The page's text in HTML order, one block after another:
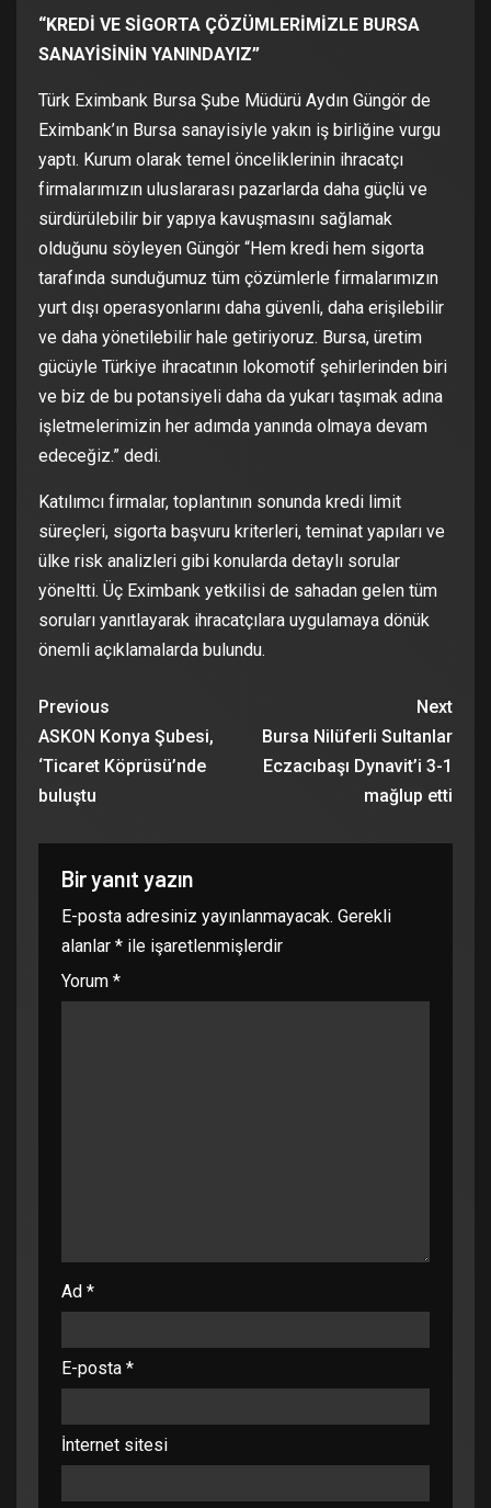
“KREDİ VE SİGORTA ÇÖZÜMLERİMİZLE BURSA
SANAYİSİNİN YANINDAYIZ”
Türk Eximbank Bursa Şube Müdürü Aydın Güngör de
Eximbank’ın Bursa sanayisiyle yakın iş birliğine vurgu
yaptı. Kurum olarak temel önceliklerinin ihracatçı
firmalarımızın uluslararası pazarlarda daha güçlü ve
sürdürülebilir bir yapıya kavuşmasını sağlamak
olduğunu söyleyen Güngör “Hem kredi hem sigorta
tarafında sunduğumuz tüm çözümlerle firmalarımızın
yurt dışı operasyonlarını daha güvenli, daha erişilebilir
ve daha yönetilebilir hale getiriyoruz. Bursa, üretim
gücüyle Türkiye ihracatının lokomotif şehirlerinden biri
ve biz de bu potansiyeli daha da yukarı taşımak adına
işletmelerimizin her adımda yanında olmaya devam
edeceğiz.” dedi.
Katılımcı firmalar, toplantının sonunda kredi limit
süreçleri, sigorta başvuru kriterleri, teminat yapıları ve
ülke risk analizleri gibi konularda detaylı sorular
yöneltti. Üç Eximbank yetkilisi de sahadan gelen tüm
soruları yanıtlayarak ihracatçılara uygulamaya dönük
önemli açıklamalarda bulundu.
Previous
ASKON Konya Şubesi,
‘Ticaret Köprüsü’nde
buluştu
Next
Bursa Nilüferli Sultanlar
Eczacıbaşı Dynavit’i 3-1
mağlup etti
Bir yanıt yazın
E-posta adresiniz yayınlanmayacak. Gerekli
alanlar * ile işaretlenmişlerdir
Yorum *
Ad *
E-posta *
İnternet sitesi